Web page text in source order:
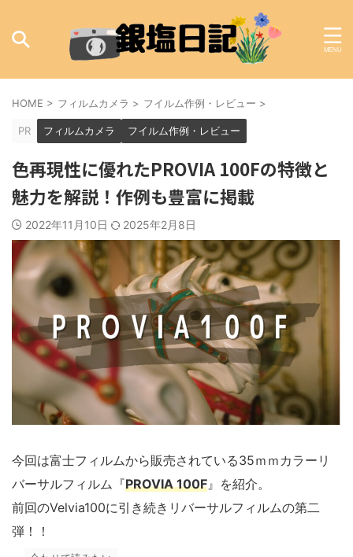
HOME > フィルムカメラ > フイルム作例・レビュー >
PR フィルムカメラ フイルム作例・レビュー
色再現性に優れたPROVIA 100Fの特徴と
魅力を解説！作例も豊富に掲載
2022年11月10日 2025年2月8日
今回は富士フィルムから販売されている35ｍｍカラーリ
バーサルフィルム『PROVIA 100F』を紹介。
前回のVelvia100に引き続きリバーサルフィルムの第二
弾！！